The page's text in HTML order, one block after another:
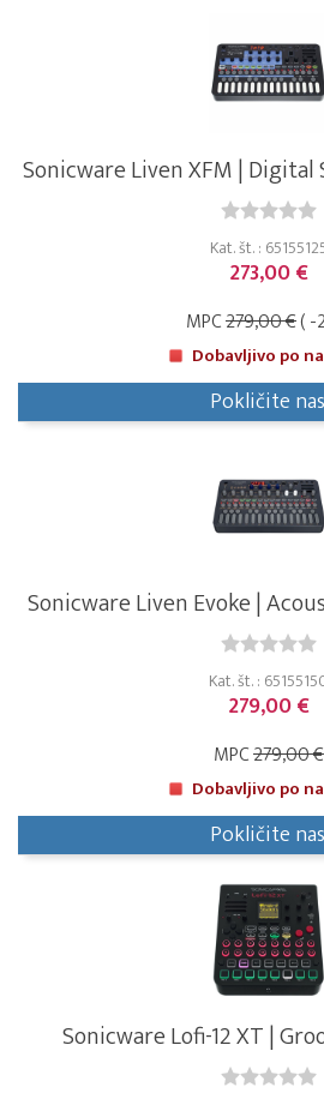
Sonicware Liven XFM | Digital
Kat. št. :
273,00 €
MPC279,00 €( -
Dobavljivo po
Pokličite
Sonicware Liven Evoke |
Kat. št. :
279,00 €
MPC279,00 €
Dobavljivo po
Pokličite
Sonicware Lofi-12 XT |